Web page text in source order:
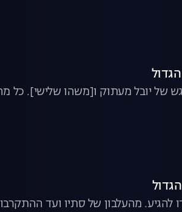
של יובל מעתוק ו[משהו שלישי].
להגיע. מהעלבון של סתיו ועד